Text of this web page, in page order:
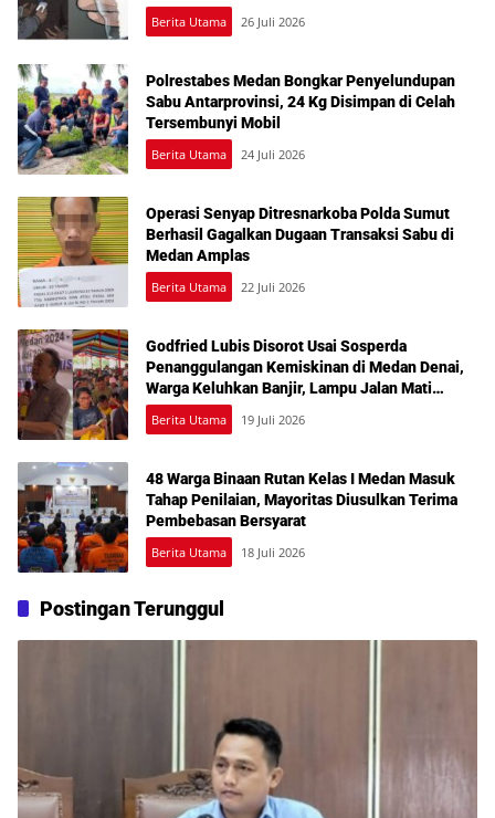
Berita Utama 26 Juli 2026
Polrestabes Medan Bongkar Penyelundupan
Sabu Antarprovinsi, 24 Kg Disimpan di Celah
Tersembunyi Mobil
Berita Utama 24 Juli 2026
Operasi Senyap Ditresnarkoba Polda Sumut
Berhasil Gagalkan Dugaan Transaksi Sabu di
Medan Amplas
Berita Utama 22 Juli 2026
Godfried Lubis Disorot Usai Sosperda
Penanggulangan Kemiskinan di Medan Denai,
Warga Keluhkan Banjir, Lampu Jalan Mati
hingga Sulit Akses Bantuan
Berita Utama 19 Juli 2026
48 Warga Binaan Rutan Kelas I Medan Masuk
Tahap Penilaian, Mayoritas Diusulkan Terima
Pembebasan Bersyarat
Berita Utama 18 Juli 2026
Postingan Terunggul